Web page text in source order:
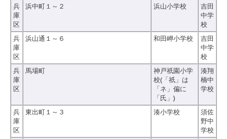
兵
庫
区
浜中町１～２ 浜山小学校
吉田
中学
校
兵
庫
区
浜山通１～６ 和田岬小学校
吉田
中学
校
兵
庫
区
馬場町
神戸祇園小学
校(「祇」は
「ネ」偏に
「氏」)
湊翔
楠中
学校
兵
庫
区
東出町１～３ 湊小学校
須佐
野中
学校